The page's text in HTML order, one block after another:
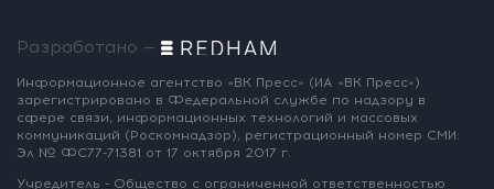
Разработано —
Информационное агентство «ВК Пресс» (ИА «ВК Пресс»)
зарегистрировано в Федеральной службе по надзору в
сфере связи, информационных технологий и массовых
коммуникаций (Роскомнадзор), регистрационный номер СМИ:
Эл № ФС77-71381 от 17 октября 2017 г.
Учредитель - Общество с ограниченной ответственностью